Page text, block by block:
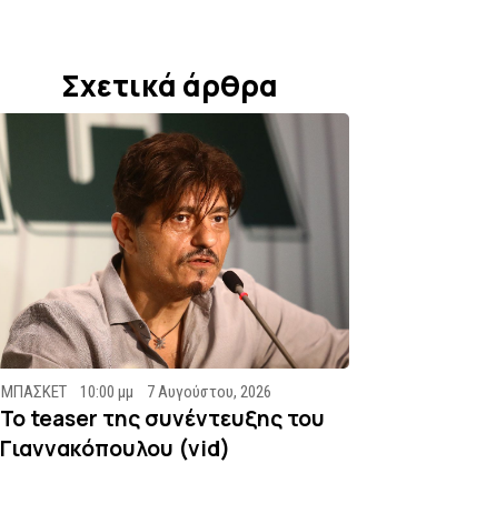
Σχετικά άρθρα
ΜΠΑΣΚΕΤ 10:00 μμ 7 Αυγούστου, 2026
To teaser της συνέντευξης του
Γιαννακόπουλου (vid)